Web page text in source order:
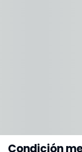
Condición